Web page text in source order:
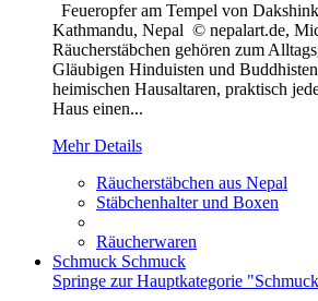
Feueropfer am Tempel von
Kathmandu, Nepal © nepalart.de,
Räucherstäbchen gehören zum
Gläubigen Hinduisten und
heimischen Hausaltaren, praktisch
Haus einen...
Mehr Details
Räucherstäbchen aus Nepal
Stäbchenhalter und Boxen
Räucherwaren
Schmuck Schmuck
Springe zur Hauptkategorie